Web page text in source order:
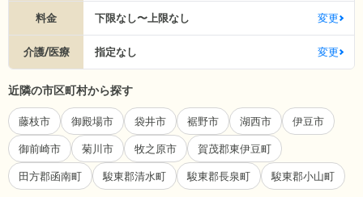
料金 下限なし〜上限なし 変更
介護/医療 指定なし 変更
近隣の市区町村から探す
藤枝市 御殿場市 袋井市 裾野市 湖西市 伊豆市
御前崎市 菊川市 牧之原市 賀茂郡東伊豆町
田方郡函南町 駿東郡清水町 駿東郡長泉町 駿東郡小山町